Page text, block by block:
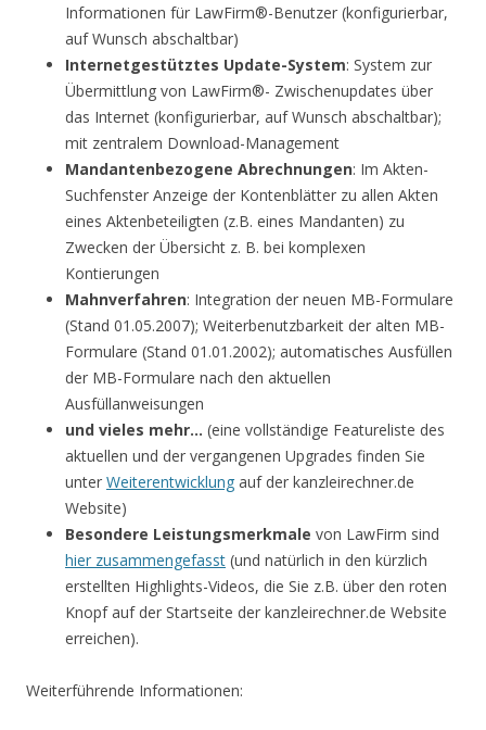
Informationen für LawFirm®-Benutzer (konfigurierbar,
auf Wunsch abschaltbar)
Internetgestütztes Update-System: System zur
Übermittlung von LawFirm®- Zwischenupdates über
das Internet (konfigurierbar, auf Wunsch abschaltbar);
mit zentralem Download-Management
Mandantenbezogene Abrechnungen: Im Akten-
Suchfenster Anzeige der Kontenblätter zu allen Akten
eines Aktenbeteiligten (z.B. eines Mandanten) zu
Zwecken der Übersicht z. B. bei komplexen
Kontierungen
Mahnverfahren: Integration der neuen MB-Formulare
(Stand 01.05.2007); Weiterbenutzbarkeit der alten MB-
Formulare (Stand 01.01.2002); automatisches Ausfüllen
der MB-Formulare nach den aktuellen
Ausfüllanweisungen
und vieles mehr… (eine vollständige Featureliste des
aktuellen und der vergangenen Upgrades finden Sie
unter Weiterentwicklung auf der kanzleirechner.de
Website)
Besondere Leistungsmerkmale von LawFirm sind
hier zusammengefasst (und natürlich in den kürzlich
erstellten Highlights-Videos, die Sie z.B. über den roten
Knopf auf der Startseite der kanzleirechner.de Website
erreichen).
Weiterführende Informationen: